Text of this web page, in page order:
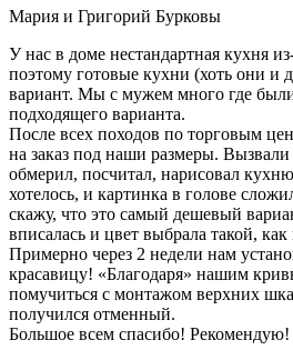
Мария и Григорий Бурковы
У нас в доме нестандартная кухня
поэтому готовые кухни (хоть они и
вариант. Мы с мужем много где
подходящего варианта.
После всех походов по торговым
на заказ под наши размеры.
обмерил, посчитал, нарисовал
хотелось, и картинка в голове
скажу, что это самый дешевый
вписалась и цвет выбрала такой,
Примерно через 2 недели нам
красавицу! «Благодаря» нашим
помучиться с монтажом верхних
получился отменный.
Большое всем спасибо! Рекомендую!